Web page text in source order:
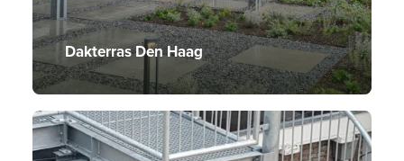
Dakterras Den Haag